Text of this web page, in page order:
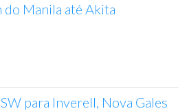
do Manila até Akita
para Inverell, Nova Gales